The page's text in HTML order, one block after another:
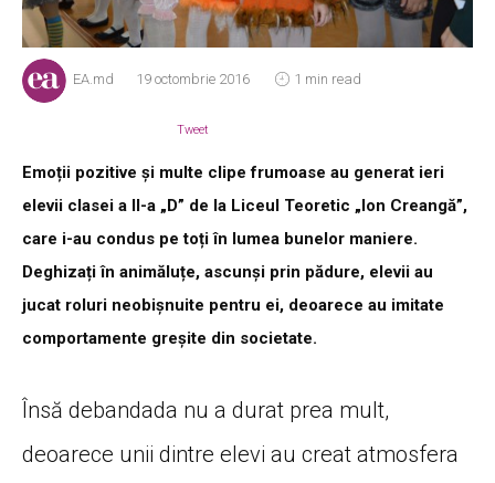
EA.md 19 octombrie 2016 1 min read
Tweet
Emoții pozitive și multe clipe frumoase au generat ieri
elevii clasei a II-a „D” de la Liceul Teoretic „Ion Creangă”,
care i-au condus pe toți în lumea bunelor maniere.
Deghizați în animăluțe, ascunși prin pădure, elevii au
jucat roluri neobișnuite pentru ei, deoarece au imitate
comportamente greșite din societate.
Însă debandada nu a durat prea mult,
deoarece unii dintre elevi au creat atmosfera